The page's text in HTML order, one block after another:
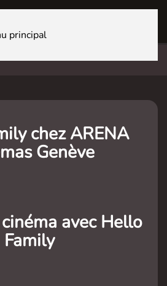
principal
chez ARENA
Genève
avec Hello
Family